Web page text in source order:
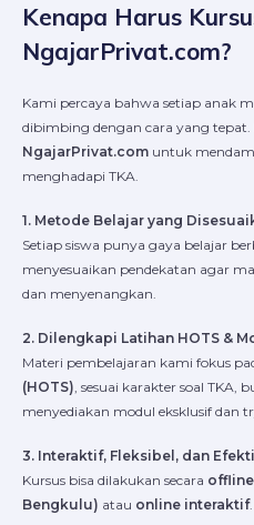
Kenapa Harus
NgajarPrivat.com?
Kami percaya bahwa setiap anak
dibimbing dengan cara yang tepat.
NgajarPrivat.com untuk
menghadapi TKA.
1. Metode Belajar yang
Setiap siswa punya gaya belajar
menyesuaikan pendekatan agar
dan menyenangkan.
2. Dilengkapi Latihan HOTS &
Materi pembelajaran kami fokus
(HOTS) , sesuai karakter soal TKA,
menyediakan modul eksklusif dan
3. Interaktif, Fleksibel, dan
Kursus bisa dilakukan secara
Bengkulu) atau online interaktif